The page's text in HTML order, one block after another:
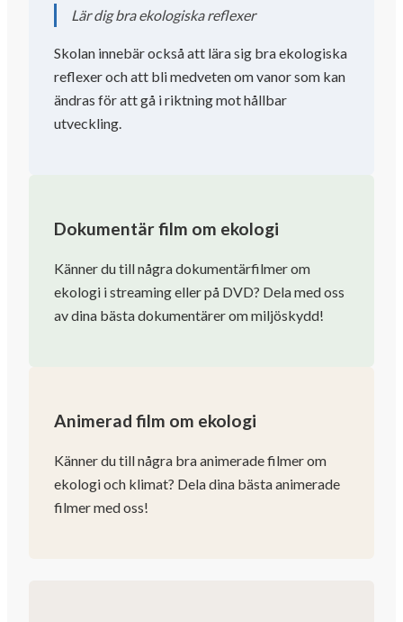
Lär dig bra ekologiska reflexer
Skolan innebär också att lära sig bra ekologiska
reflexer och att bli medveten om vanor som kan
ändras för att gå i riktning mot hållbar
utveckling.
Dokumentär film om ekologi
Känner du till några dokumentärfilmer om
ekologi i streaming eller på DVD? Dela med oss ​​
av dina bästa dokumentärer om miljöskydd!
Animerad film om ekologi
Känner du till några bra animerade filmer om
ekologi och klimat? Dela dina bästa animerade
filmer med oss!